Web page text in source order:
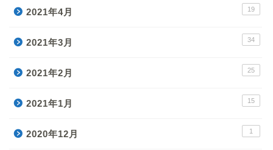
2021年4月 19
2021年3月 34
2021年2月 25
2021年1月 15
2020年12月 1